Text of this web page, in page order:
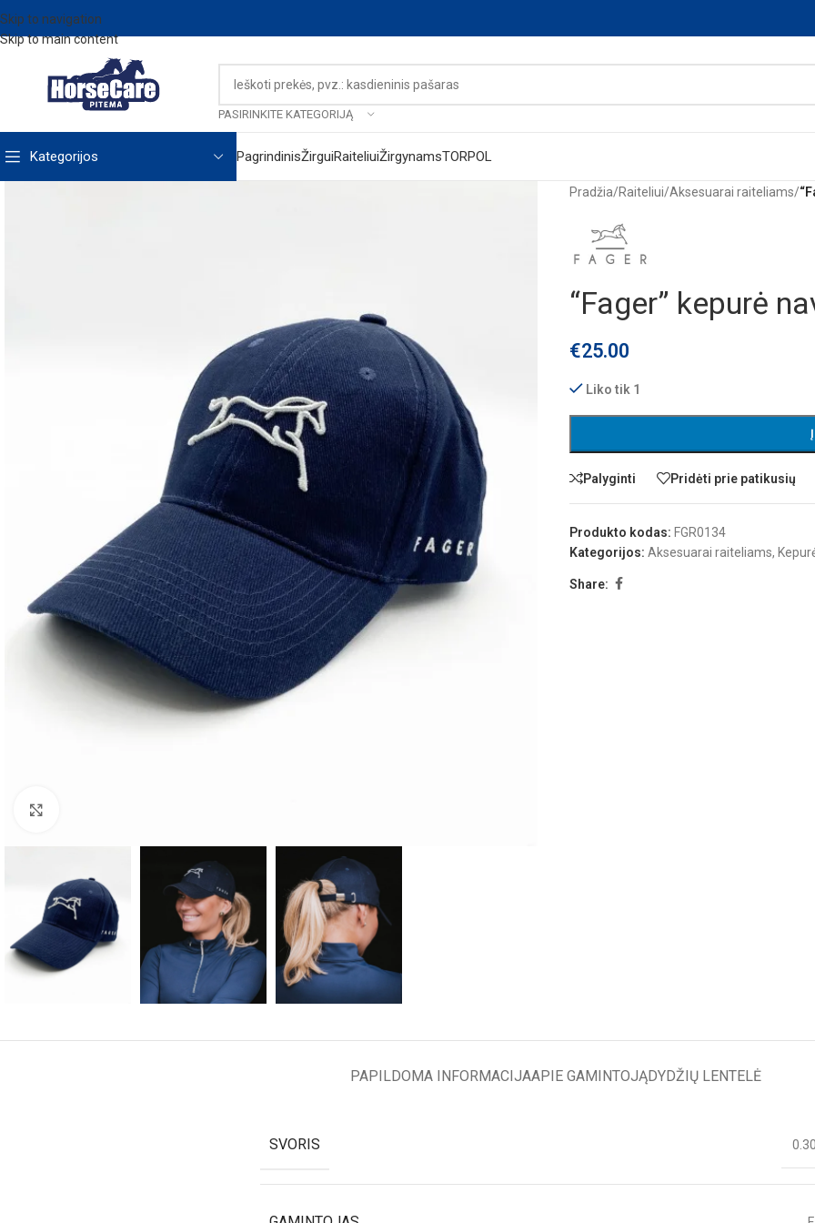
Skip to navigation
Skip to main content
PASIRINKITE KATEGORIJĄ
Kategorijos PagrindinisŽirguiRaiteliuiŽirgynamsTORPOL
Pradžia/Raiteliui/Aksesuarai raiteliams/
“Fager” kepurė
€25.00
Liko tik 1
Palyginti Pridėti prie patikusių
Produkto kodas: FGR0134
Kategorijos: Aksesuarai raiteliams,
Share:
PAPILDOMA INFORMACIJAAPIE GAMINTOJĄDYDŽIŲ LENTELĖ
SVORIS